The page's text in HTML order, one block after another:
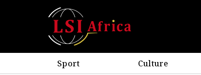
Sport Culture